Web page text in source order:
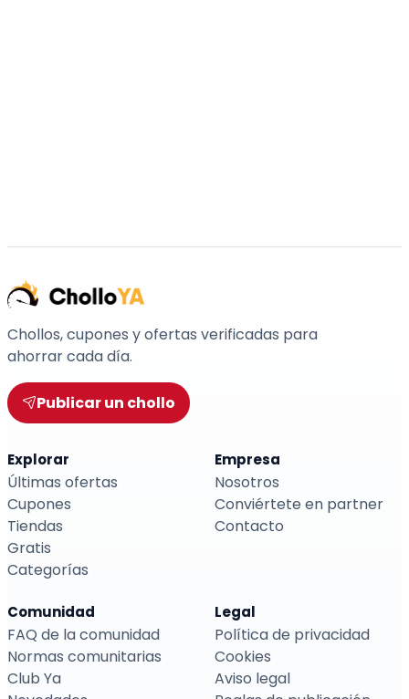
Chollos, cupones y ofertas verificadas para
ahorrar cada día.
Publicar un chollo
Explorar
Últimas ofertas
Cupones
Tiendas
Gratis
Categorías
Empresa
Nosotros
Conviértete en partner
Contacto
Comunidad
FAQ de la comunidad
Normas comunitarias
Club Ya
Legal
Política de privacidad
Cookies
Aviso legal